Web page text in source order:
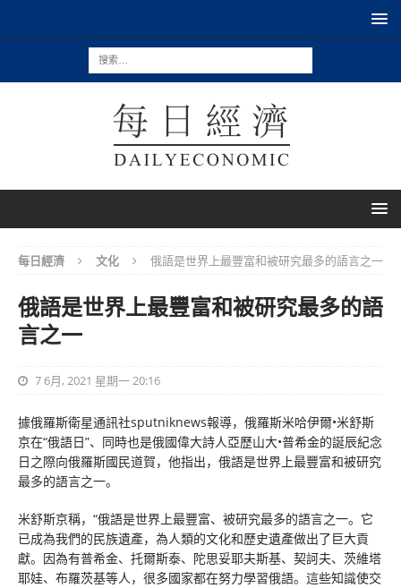
每日經濟 文化 俄語是世界上最豐富和被研究最多的語言之一
俄語是世界上最豐富和被研究最多的語
言之一
7 6月, 2021 星期一 20:16
據俄羅斯衛星通訊社sputniknews報導，俄羅斯米哈伊爾•米舒斯
京在“俄語日”、同時也是俄國偉大詩人亞歷山大•普希金的誕辰紀念
日之際向俄羅斯國民道賀，他指出，俄語是世界上最豐富和被研究
最多的語言之一。
米舒斯京稱，“俄語是世界上最豐富、被研究最多的語言之一。它
已成為我們的民族遺產，為人類的文化和歷史遺產做出了巨大貢
獻。因為有普希金、托爾斯泰、陀思妥耶夫斯基、契訶夫、茨維塔
耶娃、布羅茨基等人，很多國家都在努力學習俄語。這些知識使交